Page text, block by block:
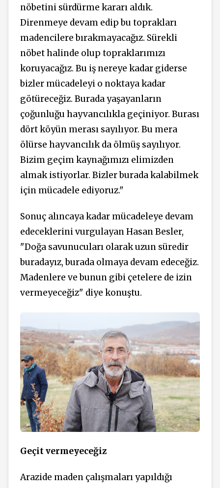
nöbetini sürdürme kararı aldık.
Direnmeye devam edip bu toprakları
madencilere bırakmayacağız. Sürekli
nöbet halinde olup topraklarımızı
koruyacağız. Bu iş nereye kadar giderse
bizler mücadeleyi o noktaya kadar
götüreceğiz. Burada yaşayanların
çoğunluğu hayvancılıkla geçiniyor. Burası
dört köyün merası sayılıyor. Bu mera
ölürse hayvancılık da ölmüş sayılıyor.
Bizim geçim kaynağımızı elimizden
almak istiyorlar. Bizler burada kalabilmek
için mücadele ediyoruz."
Sonuç alıncaya kadar mücadeleye devam
edeceklerini vurgulayan Hasan Besler,
"Doğa savunucuları olarak uzun süredir
buradayız, burada olmaya devam edeceğiz.
Madenlere ve bunun gibi çetelere de izin
vermeyeceğiz" diye konuştu.
Geçit vermeyeceğiz
Arazide maden çalışmaları yapıldığı